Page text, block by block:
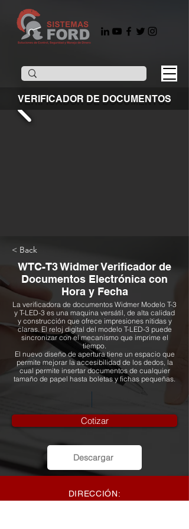
VERIFICADOR DE DOCUMENTOS
< Back
WTC-T3 Widmer Verificador de
Documentos Electrónica con
Hora y Fecha
La verificadora de documentos Widmer Modelo T-3
y T-LED-3 es una maquina versátil, de alta calidad
y construcción que ofrece impresiones nítidas y
claras. El reloj digital del modelo T-LED-3 puede
sincronizar con el mecanismo que imprime el
tiempo.
El nuevo diseño de apertura tiene un espacio que
permite mejorar la accesibilidad de los dedos, la
cual permite insertar documentos de cualquier
tamaño de papel hasta boletas y fichas pequeñas.
Cotizar
Descargar
DIRECCIÓN: